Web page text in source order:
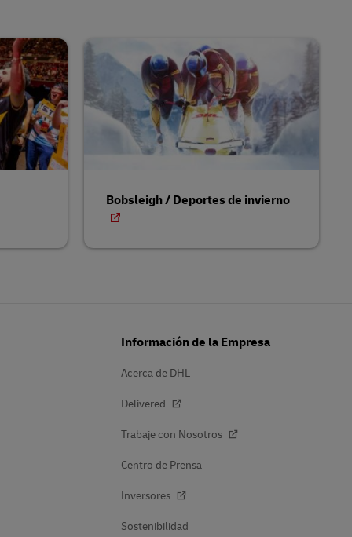
Bobsleigh / Deportes de invierno
Información de la Empresa
Acerca de DHL
Delivered
Trabaje con Nosotros
Centro de Prensa
Inversores
Sostenibilidad